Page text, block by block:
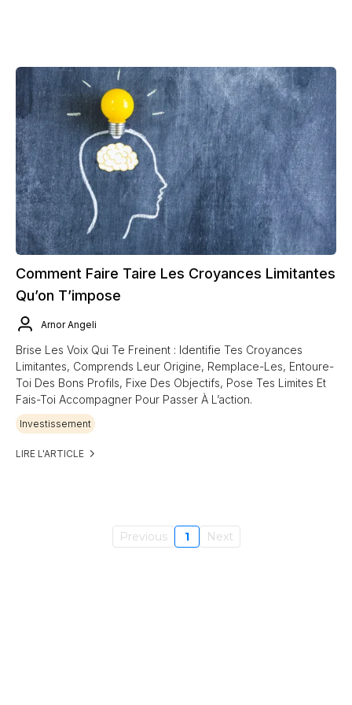
Comment Faire Taire Les Croyances Limitantes
Qu’on T’impose
Arnor Angeli
Brise Les Voix Qui Te Freinent : Identifie Tes Croyances
Limitantes, Comprends Leur Origine, Remplace-Les, Entoure-
Toi Des Bons Profils, Fixe Des Objectifs, Pose Tes Limites Et
Fais-Toi Accompagner Pour Passer À L’action.
Investissement
LIRE L'ARTICLE
Previous 1 Next